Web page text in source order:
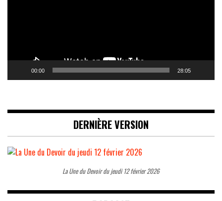
00:00 28:05
DERNIÈRE VERSION
La Une du Devoir du jeudi 12 février 2026